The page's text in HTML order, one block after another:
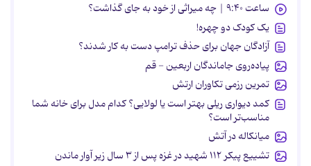
ساعت ۹:۴۰ | چه میراثی از خود به جای گذاشت؟
یک کودک دو چهره!
آزادگان جهان برای حذف ترامپ دست به کار شدند؟
پیاده‌روی جاماندگان اربعین - قم
تمرین رزمی تکاوران ارتش
کمد دیواری ریلی بهتر است یا لولایی؟ کدام مدل برای خانه شما
مناسب‌تر است؟
میانکاله در آتش
تشییع پیکر ۱۱۲ شهید در غزه پس از ۳ سال زیر آوار ماندن